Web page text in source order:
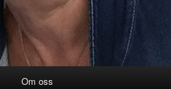
Om oss